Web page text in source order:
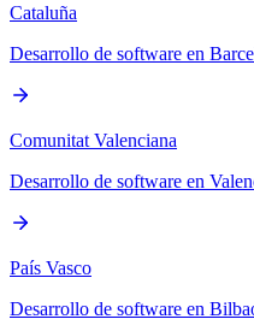
Cataluña
Desarrollo de software en
Comunitat Valenciana
Desarrollo de software en
País Vasco
Desarrollo de software en